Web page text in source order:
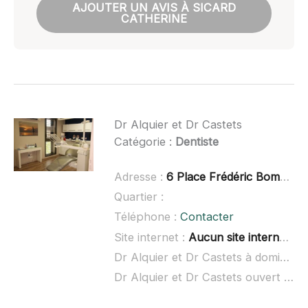
AJOUTER UN AVIS À SICARD
CATHERINE
Dr Alquier et Dr Castets
Catégorie : Dentiste
Adresse : 6 Place Frédéric Bombail, 31830 Plaisance-du-Touch
Quartier :
Téléphone : Contacter
Site internet : Aucun site internet connu
Dr Alquier et Dr Castets à domicile :
Dr Alquier et Dr Castets ouvert dimanche :